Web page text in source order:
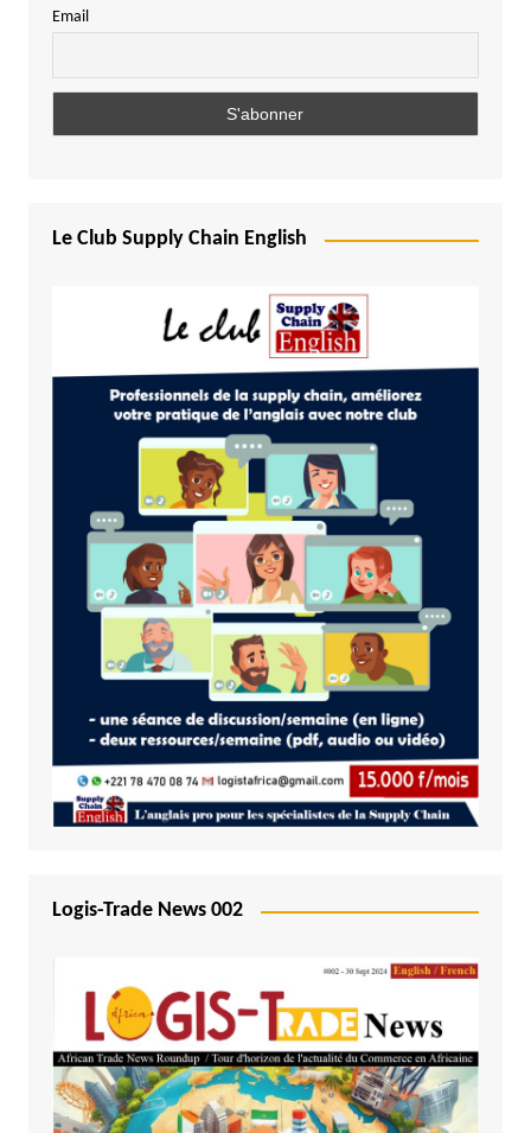
Email
Le Club Supply Chain English
Logis-Trade News 002